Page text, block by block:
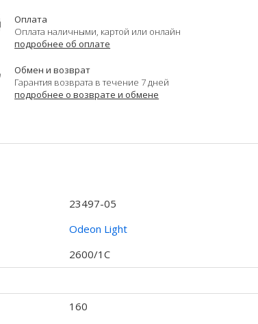
Оплата
Оплата наличными, картой или онлайн
подробнее об оплате
Обмен и возврат
Гарантия возврата в течение 7 дней
подробнее о возврате и обмене
23497-05
Odeon Light
2600/1C
160